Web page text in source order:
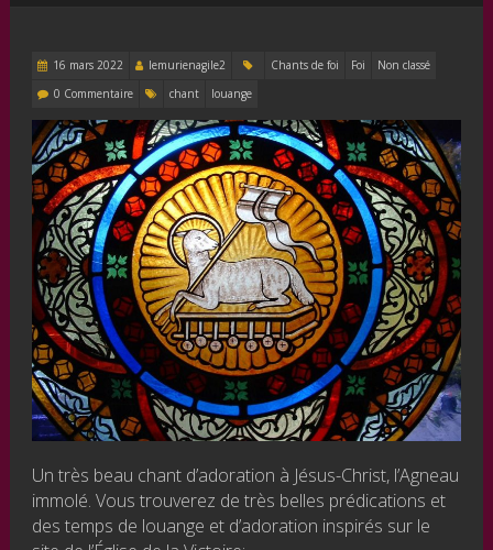
16 mars 2022 lemurienagile2 Chants de foi Foi
Non classé
0 Commentaire
chant louange
Un très beau chant d’adoration à Jésus-Christ, l’Agneau
immolé. Vous trouverez de très belles prédications et
des temps de louange et d’adoration inspirés sur le